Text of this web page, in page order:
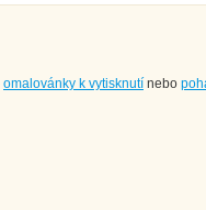
omalovánky k vytisknutí nebo